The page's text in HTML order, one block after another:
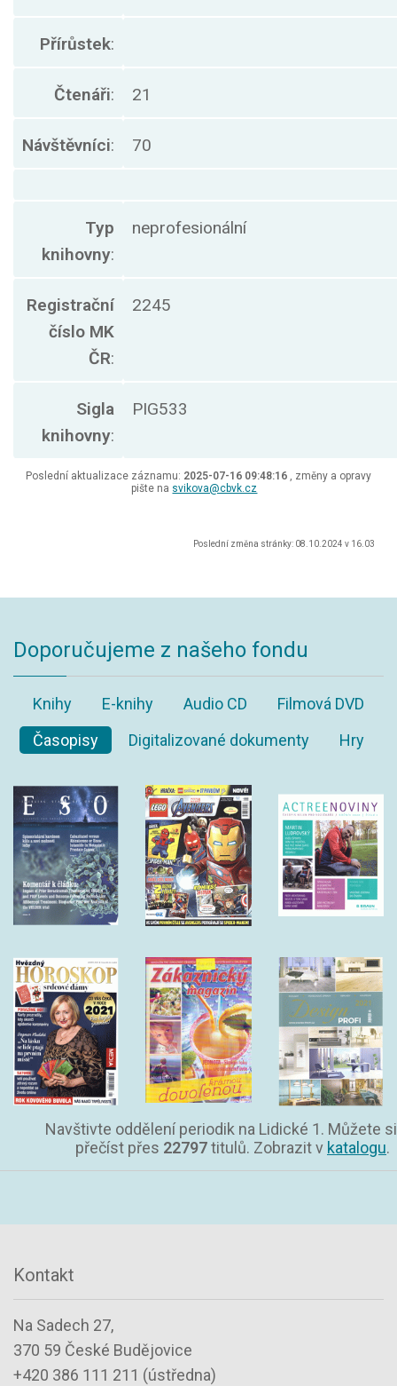
Přírůstek:
Čtenáři: 21
Návštěvníci: 70
Typ
knihovny:
neprofesionální
Registrační
číslo MK
ČR:
2245
Sigla
knihovny:
PIG533
Poslední aktualizace záznamu: 2025-07-16 09:48:16 , změny a opravy
pište na svikova@cbvk.cz
Poslední změna stránky: 08.10.2024 v 16.03
Doporučujeme z našeho fondu
Knihy E-knihy Audio CD
Filmová DVD
Časopisy
Digitalizované dokumenty Hry
Navštivte oddělení periodik na Lidické 1. Můžete si
přečíst přes 22797titulů. Zobrazit v katalogu.
Kontakt
Na Sadech 27,
370 59 České Budějovice
+420 386 111 211 (ústředna)